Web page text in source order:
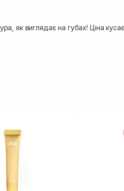
як виглядає на губах! Ціна